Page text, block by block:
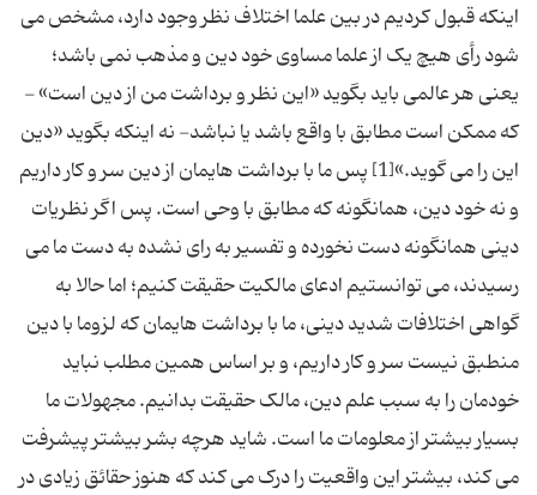
اینکه قبول کردیم در بین علما اختلاف نظر وجود دارد، مشخص می
شود رأی هیچ یک از علما مساوی خود دین و مذهب نمی باشد؛
یعنی هر عالمی باید بگوید «این نظر و برداشت من از دین است» -
که ممکن است مطابق با واقع باشد یا نباشد- نه اینکه بگوید «دین
این را می گوید.»[1] پس ما با برداشت هایمان از دین سر و کار داریم
و نه خود دین، همانگونه که مطابق با وحی است. پس اگر نظریات
دینی همانگونه دست نخورده و تفسیر به رای نشده به دست ما می
رسیدند، می توانستیم ادعای مالکیت حقیقت کنیم؛ اما حالا به
گواهی اختلافات شدید دینی، ما با برداشت هایمان که لزوما با دین
منطبق نیست سر و کار داریم، و بر اساس همین مطلب نباید
خودمان را به سبب علم دین، مالک حقیقت بدانیم. مجهولات ما
بسیار بیشتر از معلومات ما است. شاید هرچه بشر بیشتر پیشرفت
می کند، بیشتر این واقعیت را درک می کند که هنوز حقائق زیادی در